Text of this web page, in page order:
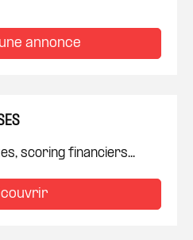
annonce
scoring financiers...